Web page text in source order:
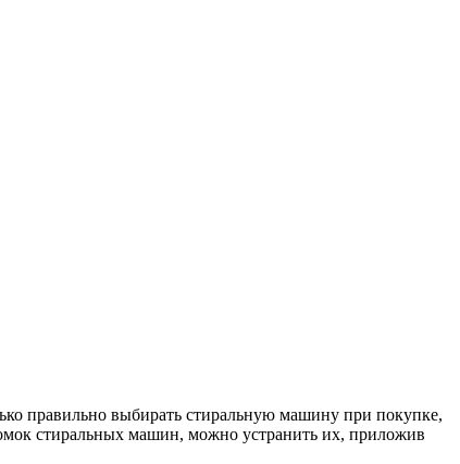
правильно выбирать стиральную машину при покупке,
стиральных машин, можно устранить их, приложив